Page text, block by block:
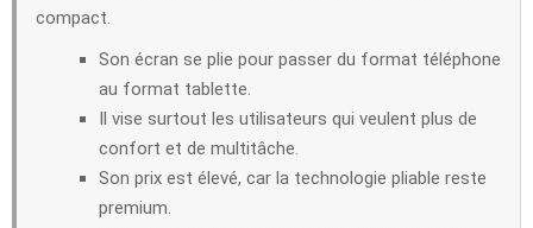
compact.
Son écran se plie pour passer du format téléphone
au format tablette.
Il vise surtout les utilisateurs qui veulent plus de
confort et de multitâche.
Son prix est élevé, car la technologie pliable reste
premium.